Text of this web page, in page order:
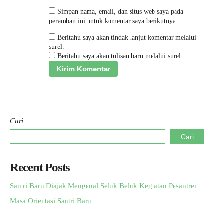
Simpan nama, email, dan situs web saya pada
peramban ini untuk komentar saya berikutnya.
Beritahu saya akan tindak lanjut komentar melalui
surel.
Beritahu saya akan tulisan baru melalui surel.
Cari
Cari
Recent Posts
Santri Baru Diajak Mengenal Seluk Beluk Kegiatan Pesantren
Masa Orientasi Santri Baru